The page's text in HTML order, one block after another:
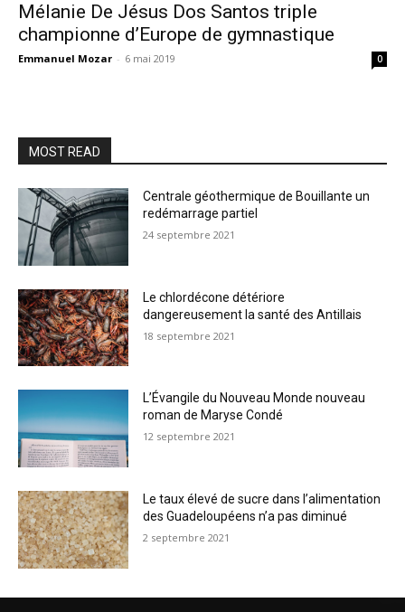
Mélanie De Jésus Dos Santos triple
championne d’Europe de gymnastique
Emmanuel Mozar - 6 mai 2019 0
MOST READ
Centrale géothermique de Bouillante un
redémarrage partiel
24 septembre 2021
Le chlordécone détériore
dangereusement la santé des Antillais
18 septembre 2021
L’Évangile du Nouveau Monde nouveau
roman de Maryse Condé
12 septembre 2021
Le taux élevé de sucre dans l’alimentation
des Guadeloupéens n’a pas diminué
2 septembre 2021